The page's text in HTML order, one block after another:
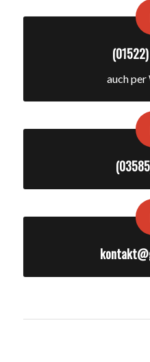
auch